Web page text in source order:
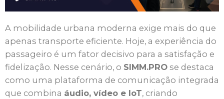
A mobilidade urbana moderna exige mais do que
apenas transporte eficiente. Hoje, a experiência do
passageiro é um fator decisivo para a satisfação e
fidelização. Nesse cenário, o SIMM.PRO se destaca
como uma plataforma de comunicação integrada
que combina áudio, vídeo e IoT, criando